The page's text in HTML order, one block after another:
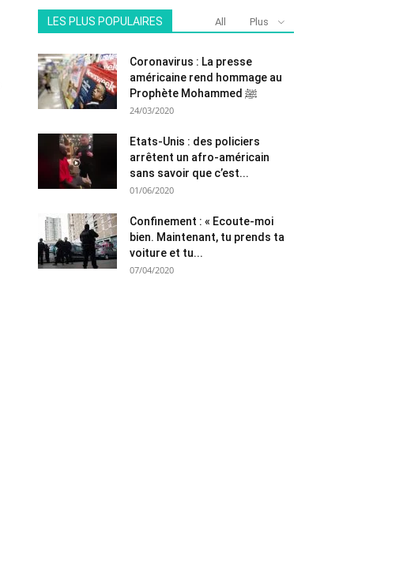
LES PLUS POPULAIRES All Plus
Coronavirus : La presse
américaine rend hommage au
Prophète Mohammed ﷺ
24/03/2020
Etats-Unis : des policiers
arrêtent un afro-américain
sans savoir que c’est...
01/06/2020
Confinement : « Ecoute-moi
bien. Maintenant, tu prends ta
voiture et tu...
07/04/2020